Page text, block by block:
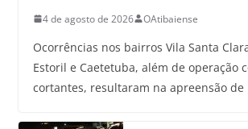
4 de agosto de 2026 OAtibaiense
Ocorrências nos bairros Vila Santa
Estoril e Caetetuba, além de operação
cortantes, resultaram na apreensão de